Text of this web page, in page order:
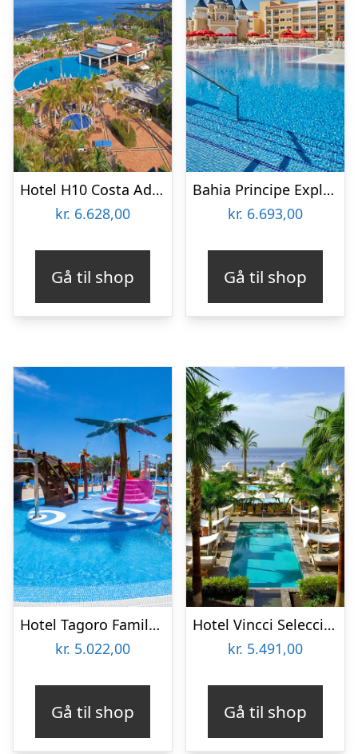
Hotel H10 Costa Adeje Palace
kr. 6.628,00
Gå til shop
Bahia Principe Explore Fantasia
kr. 6.693,00
Gå til shop
Hotel Tagoro Family & Fun
kr. 5.022,00
Gå til shop
Hotel Vincci Selección La Plantacion del Sur
kr. 5.491,00
Gå til shop